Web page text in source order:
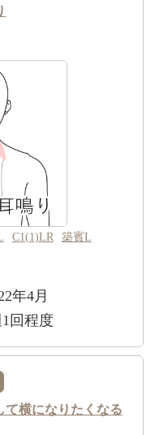
C1(1)LR 築賓L
年4月
回程度
横になりたくなる